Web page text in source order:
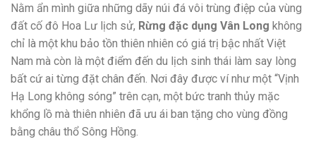
Nằm ẩn mình giữa những dãy núi đá vôi trùng điệp của vùng
đất cố đô Hoa Lư lịch sử, Rừng đặc dụng Vân Long không
chỉ là một khu bảo tồn thiên nhiên có giá trị bậc nhất Việt
Nam mà còn là một điểm đến du lịch sinh thái làm say lòng
bất cứ ai từng đặt chân đến. Nơi đây được ví như một “Vịnh
Hạ Long không sóng” trên cạn, một bức tranh thủy mặc
khổng lồ mà thiên nhiên đã ưu ái ban tặng cho vùng đồng
bằng châu thổ Sông Hồng.